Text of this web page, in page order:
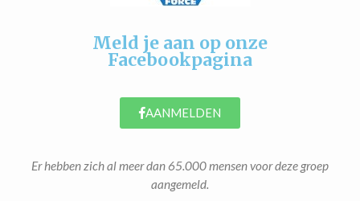
Meld je aan op onze
Facebookpagina
AANMELDEN
Er hebben zich al meer dan 65.000 mensen voor deze groep
aangemeld.